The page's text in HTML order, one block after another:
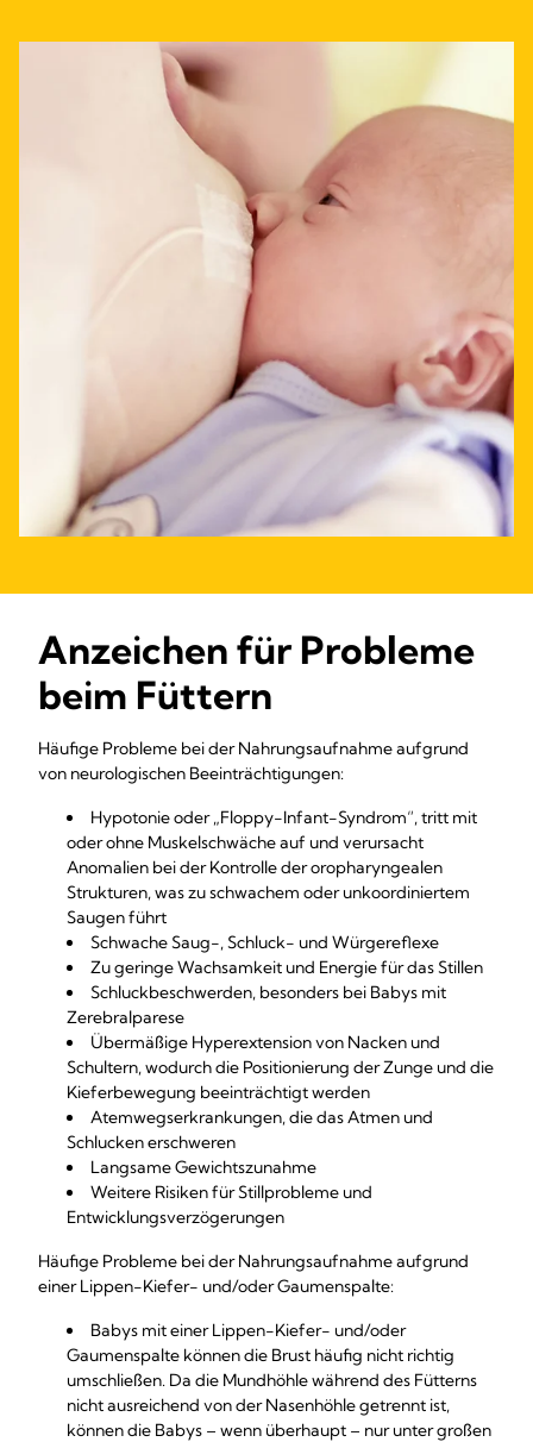
Anzeichen für Probleme
beim Füttern
Häufige Probleme bei der Nahrungsaufnahme aufgrund
von neurologischen Beeinträchtigungen:
Hypotonie oder „Floppy-Infant-Syndrom“, tritt mit
oder ohne Muskelschwäche auf und verursacht
Anomalien bei der Kontrolle der oropharyngealen
Strukturen, was zu schwachem oder unkoordiniertem
Saugen führt
Schwache Saug-, Schluck- und Würgereflexe
Zu geringe Wachsamkeit und Energie für das Stillen
Schluckbeschwerden, besonders bei Babys mit
Zerebralparese
Übermäßige Hyperextension von Nacken und
Schultern, wodurch die Positionierung der Zunge und die
Kieferbewegung beeinträchtigt werden
Atemwegserkrankungen, die das Atmen und
Schlucken erschweren
Langsame Gewichtszunahme
Weitere Risiken für Stillprobleme und
Entwicklungsverzögerungen
Häufige Probleme bei der Nahrungsaufnahme aufgrund
einer Lippen-Kiefer- und/oder Gaumenspalte:
Babys mit einer Lippen-Kiefer- und/oder
Gaumenspalte können die Brust häufig nicht richtig
umschließen. Da die Mundhöhle während des Fütterns
nicht ausreichend von der Nasenhöhle getrennt ist,
können die Babys – wenn überhaupt – nur unter großen